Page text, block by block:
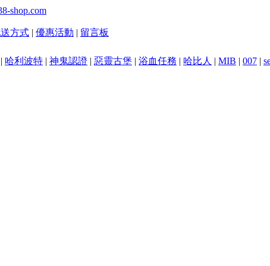
方式 | 優惠活動 | 留言板
| 哈利波特 | 神鬼認證 | 惡靈古堡 | 浴血任務 | 哈比人 | MIB | 007 |